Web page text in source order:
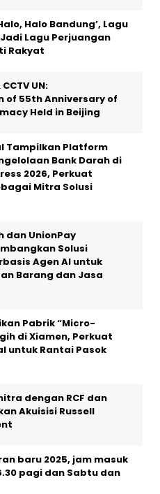
Halo Bandung’, Lagu
Lagu Perjuangan
Rakyat
CCTV UN:
of 55th Anniversary of
Held in Beijing
Tampilkan Platform
Bank Darah di
2026, Perkuat
Mitra Solusi
dan UnionPay
Solusi
Agen AI untuk
Barang dan Jasa
Pabrik “Micro-
di Xiamen, Perkuat
untuk Rantai Pasok
dengan RCF dan
Akuisisi Russell
baru 2025, jam masuk
pagi dan Sabtu dan